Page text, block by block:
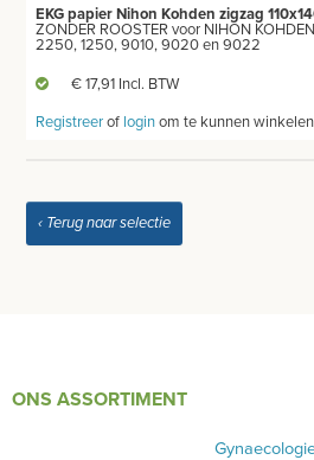
EKG ELECTRODEN
BENODIGDHEDEN ECHOGRAFIE
TWEEDEHANDS - LIQUIDATIE
EKG papier Nihon Kohden zigzag
ZONDER ROOSTER voor NIHON
2250, 1250, 9010, 9020 en 9022
€ 17,91 Incl. BTW
Registreerof loginom te kunnen
‹ Terug naar selectie
ONS ASSORTIMENT